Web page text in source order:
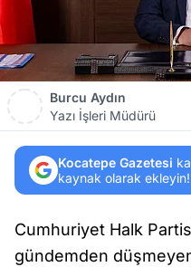
Burcu Aydın
Yazı İşleri Müdürü
Kocatepe Gazetesi
kaynak olarak ekleyin!
Cumhuriyet Halk
gündemden